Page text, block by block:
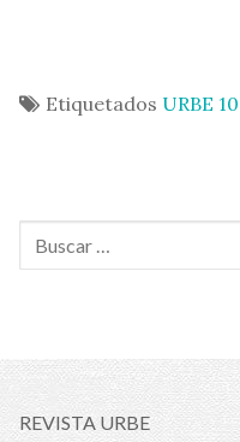
Etiquetados URBE 10
REVISTA URBE